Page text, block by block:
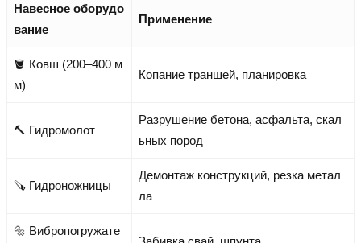
Навесное оборудо
вание
Применение
🪣 Ковш (200–400 м
м)
Копание траншей, планировка
🔨 Гидромолот
Разрушение бетона, асфальта, скал
ьных пород
🪚 Гидроножницы
Демонтаж конструкций, резка метал
ла
🔩 Вибропогружате